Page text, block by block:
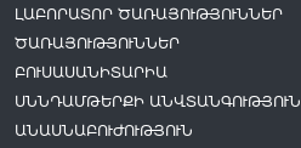
ԼԱԲՈՐԱՏՈՐ ԾԱՌԱՅՈՒԹՅՈՒՆՆԵՐ
ԾԱՌԱՅՈՒԹՅՈՒՆՆԵՐ
ԲՈՒՍԱՍԱՆԻՏԱՐԻԱ
ՍՆՆԴԱՄԹԵՐՔԻ ԱՆՎՏԱՆԳՈՒԹՅՈՒՆ
ԱՆԱՍՆԱԲՈՒԺՈՒԹՅՈՒՆ